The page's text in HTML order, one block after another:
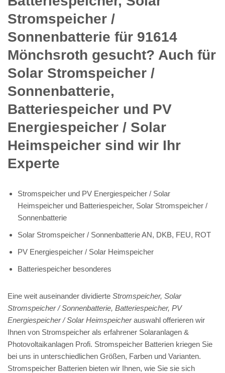
Stromspeicher /
Sonnenbatterie für 91614
Mönchsroth gesucht? Auch für
Solar Stromspeicher /
Sonnenbatterie,
Batteriespeicher und PV
Energiespeicher / Solar
Heimspeicher sind wir Ihr
Experte
Stromspeicher und PV Energiespeicher / Solar
Heimspeicher und Batteriespeicher, Solar Stromspeicher /
Sonnenbatterie
Solar Stromspeicher / Sonnenbatterie AN, DKB, FEU, ROT
PV Energiespeicher / Solar Heimspeicher
Batteriespeicher besonderes
Eine weit auseinander dividierte Stromspeicher, Solar
Stromspeicher / Sonnenbatterie, Batteriespeicher, PV
Energiespeicher / Solar Heimspeicherauswahl offerieren wir
Ihnen von Stromspeicher als erfahrener Solaranlagen &
Photovoltaikanlagen Profi. Stromspeicher Batterien kriegen Sie
bei uns in unterschiedlichen Größen, Farben und Varianten.
Stromspeicher Batterien bieten wir Ihnen, wie Sie sie sich